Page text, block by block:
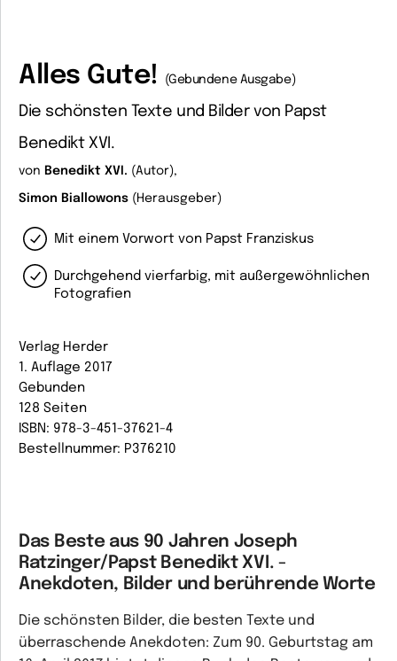
Alles Gute! (Gebundene Ausgabe)
Die schönsten Texte und Bilder von Papst
Benedikt XVI.
von Benedikt XVI. (Autor),
Simon Biallowons (Herausgeber)
Mit einem Vorwort von Papst Franziskus
Durchgehend vierfarbig, mit außergewöhnlichen
Fotografien
Verlag Herder
1. Auflage 2017
Gebunden
128 Seiten
ISBN: 978-3-451-37621-4
Bestellnummer: P376210
Das Beste aus 90 Jahren Joseph
Ratzinger/Papst Benedikt XVI. -
Anekdoten, Bilder und berührende Worte
Die schönsten Bilder, die besten Texte und
überraschende Anekdoten: Zum 90. Geburtstag am